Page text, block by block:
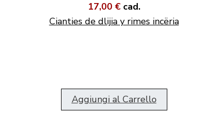
17,00 € cad.
Cianties de dlijia y rimes incëria
Aggiungi al Carrello